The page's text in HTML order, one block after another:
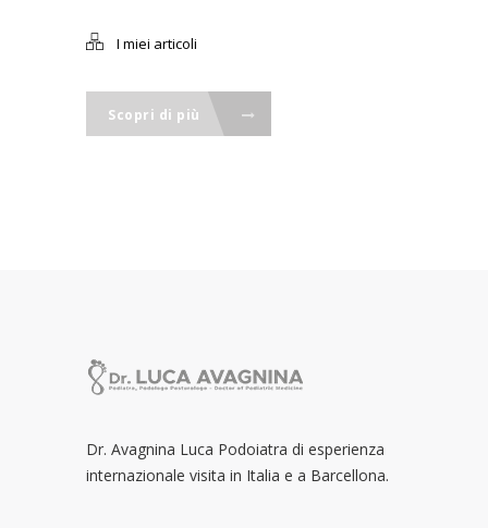
I miei articoli
Scopri di più
Dr. Avagnina Luca Podoiatra di esperienza
internazionale visita in Italia e a Barcellona.